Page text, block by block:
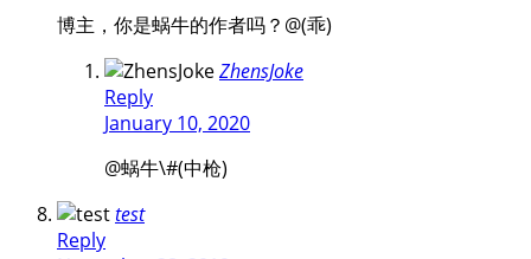
博主，你是蜗牛的作者吗？@(乖)
ZhensJoke
Reply
January 10, 2020
@蜗牛\#(中枪)
test
Reply